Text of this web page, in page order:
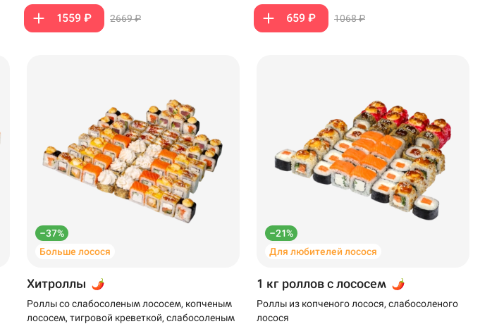
1559 ₽ 2669 ₽ 659 ₽ 1068 ₽
–37%
Больше лосося
Хитроллы
Роллы со слабосоленым лососем, копченым
лососем, тигровой креветкой, слабосоленым
–21%
Для любителей лосося
1 кг роллов с лососем
Роллы из копченого лосося, слабосоленого
лосося